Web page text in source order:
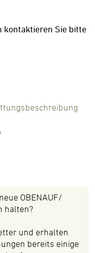
kontaktieren Sie bitte
OBENAUF/
halten?
und erhalten
bereits einige